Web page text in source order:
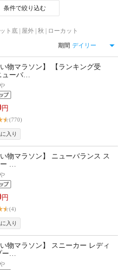
条件で絞り込む
ト底 | 屋外 | 秋 | ローカット
期間
い物マラソン】 【ランキング受
ューバ…
円
(770)
い物マラソン】 ニューバランス ス
…
円
(4)
い物マラソン】 スニーカー レディ
ー…